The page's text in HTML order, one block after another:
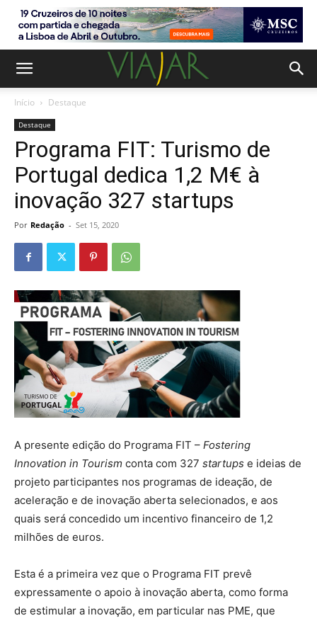
Início Destaque
Destaque
Programa FIT: Turismo de
Portugal dedica 1,2 M€ à
inovação 327 startups
Por Redação - Set 15, 2020
A presente edição do Programa FIT – Fostering
Innovation in Tourism conta com 327 startups e ideias de
projeto participantes nos programas de ideação, de
aceleração e de inovação aberta selecionados, e aos
quais será concedido um incentivo financeiro de 1,2
milhões de euros.
Esta é a primeira vez que o Programa FIT prevê
expressamente o apoio à inovação aberta, como forma
de estimular a inovação, em particular nas PME, que